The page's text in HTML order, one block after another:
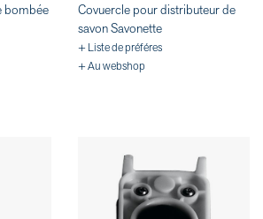
bombée
Covuercle pour distributeur de
savon Savonette
+ Liste de préféres
+ Au webshop